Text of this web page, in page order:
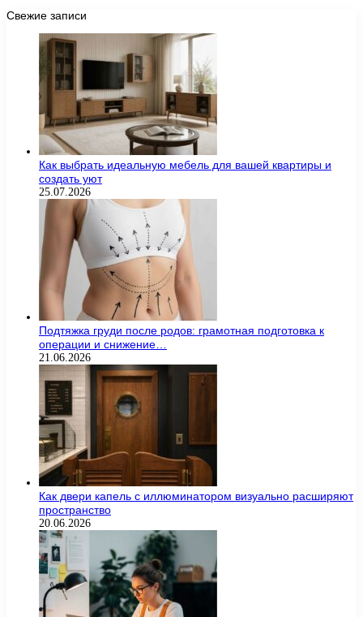
Свежие записи
Как выбрать идеальную мебель для вашей квартиры и
создать уют
25.07.2026
Подтяжка груди после родов: грамотная подготовка к
операции и снижение…
21.06.2026
Как двери капель с иллюминатором визуально расширяют
пространство
20.06.2026